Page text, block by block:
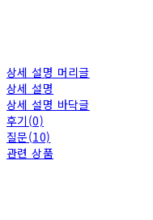
상세 설명 머리글
상세 설명
상세 설명 바닥글
후기(0)
질문(10)
관련 상품